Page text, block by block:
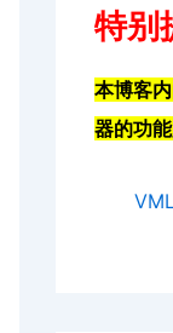
特别
本博客
器的功